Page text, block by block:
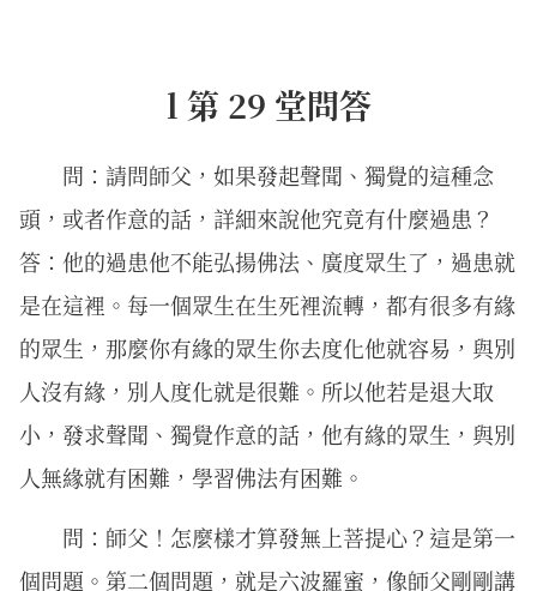
l 第 29 堂問答
問：請問師父，如果發起聲聞、獨覺的這種念
頭，或者作意的話，詳細來說他究竟有什麼過患？
答：他的過患他不能弘揚佛法、廣度眾生了，過患就
是在這裡。每一個眾生在生死裡流轉，都有很多有緣
的眾生，那麼你有緣的眾生你去度化他就容易，與別
人沒有緣，別人度化就是很難。所以他若是退大取
小，發求聲聞、獨覺作意的話，他有緣的眾生，與別
人無緣就有困難，學習佛法有困難。
問：師父！怎麼樣才算發無上菩提心？這是第一
個問題。第二個問題，就是六波羅蜜，像師父剛剛講